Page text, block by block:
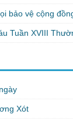
bảo vệ cộng
Tuần XVIII
Xót